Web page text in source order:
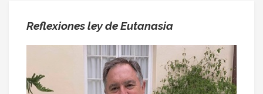
Reflexiones ley de Eutanasia